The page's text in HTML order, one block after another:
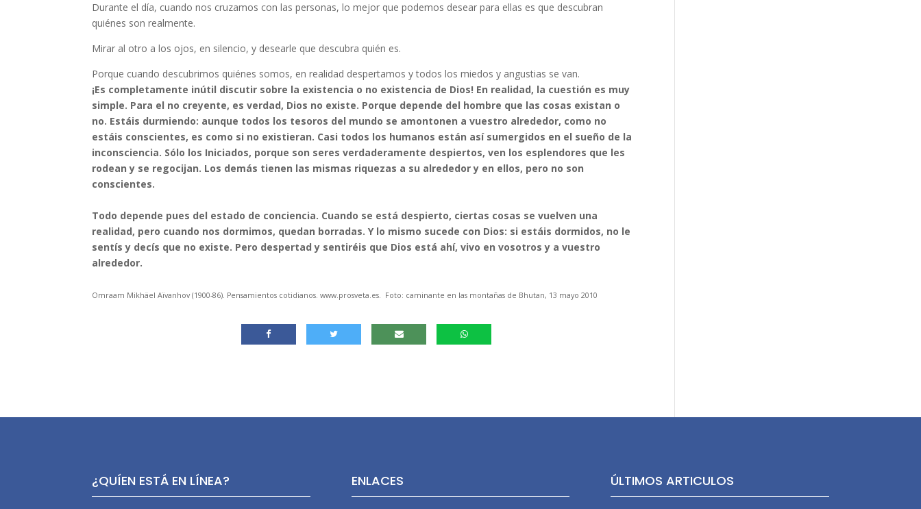
Durante el día, cuando nos cruzamos con las personas, lo mejor que podemos desear para ellas es que descubran
quiénes son realmente.
Mirar al otro a los ojos, en silencio, y desearle que descubra quién es.
Porque cuando descubrimos quiénes somos, en realidad despertamos y todos los miedos y angustias se van.
¡Es completamente inútil discutir sobre la existencia o no existencia de Dios! En realidad, la cuestión es muy
simple. Para el no creyente, es verdad, Dios no existe. Porque depende del hombre que las cosas existan o
no. Estáis durmiendo: aunque todos los tesoros del mundo se amontonen a vuestro alrededor, como no
estáis conscientes, es como si no existieran. Casi todos los humanos están así sumergidos en el sueño de la
inconsciencia. Sólo los Iniciados, porque son seres verdaderamente despiertos, ven los esplendores que les
rodean y se regocijan. Los demás tienen las mismas riquezas a su alrededor y en ellos, pero no son
conscientes.
Todo depende pues del estado de conciencia. Cuando se está despierto, ciertas cosas se vuelven una
realidad, pero cuando nos dormimos, quedan borradas. Y lo mismo sucede con Dios: si estáis dormidos, no le
sentís y decís que no existe. Pero despertad y sentiréis que Dios está ahí, vivo en vosotros y a vuestro
alrededor.
Omraam Mikhäel Aïvanhov (1900-86). Pensamientos cotidianos. www.prosveta.es. Foto: caminante en las montañas de Bhutan, 13 mayo 2010
¿QUÍEN ESTÁ EN LÍNEA? ENLACES ÚLTIMOS ARTICULOS